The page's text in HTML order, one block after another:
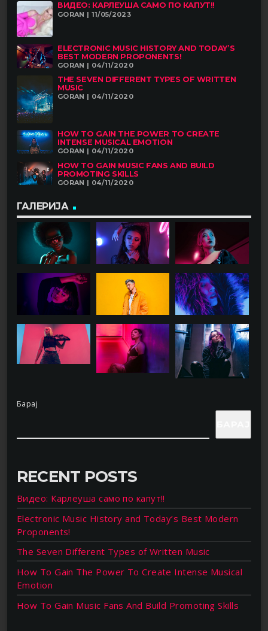
ВИДЕО: КАРЛЕУША САМО ПО КАПУТ!!
GORAN | 11/05/2023
ELECTRONIC MUSIC HISTORY AND TODAY’S
BEST MODERN PROPONENTS!
GORAN | 04/11/2020
THE SEVEN DIFFERENT TYPES OF WRITTEN
MUSIC
GORAN | 04/11/2020
HOW TO GAIN THE POWER TO CREATE
INTENSE MUSICAL EMOTION
GORAN | 04/11/2020
HOW TO GAIN MUSIC FANS AND BUILD
PROMOTING SKILLS
GORAN | 04/11/2020
ГАЛЕРИЈА
Барај
RECENT POSTS
Видео: Карлеуша само по капут!!
Electronic Music History and Today’s Best Modern
Proponents!
The Seven Different Types of Written Music
How To Gain The Power To Create Intense Musical
Emotion
How To Gain Music Fans And Build Promoting Skills